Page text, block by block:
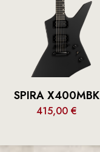
SPIRA X400MBK
415,00€